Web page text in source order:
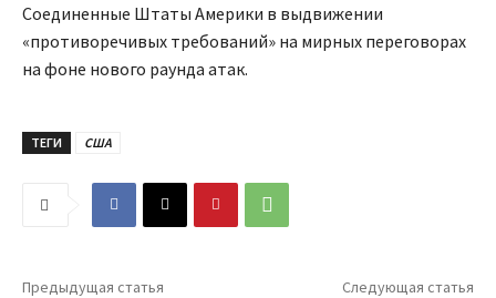
Соединенные Штаты Америки в выдвижении
«противоречивых требований» на мирных переговорах
на фоне нового раунда атак.
ТЕГИ США
Предыдущая статья Следующая статья